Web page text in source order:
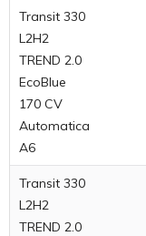
Transit 330
L2H2
TREND 2.0
EcoBlue
170 CV
Automatica
A6
Transit 330
L2H2
TREND 2.0